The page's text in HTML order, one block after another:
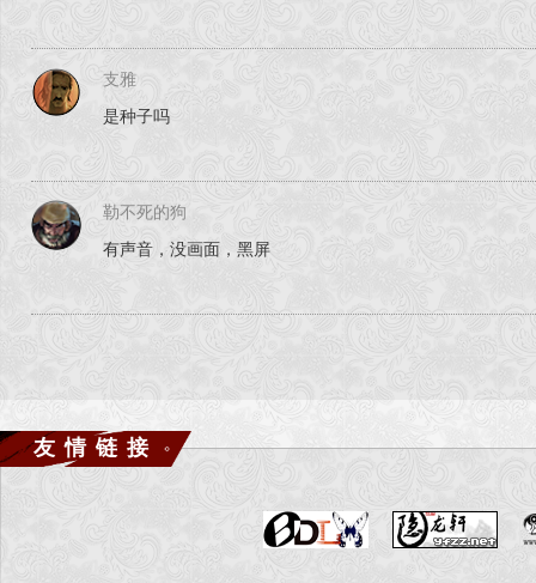
支雅
是种子吗
勒不死的狗
有声音，没画面，黑屏
友情链接